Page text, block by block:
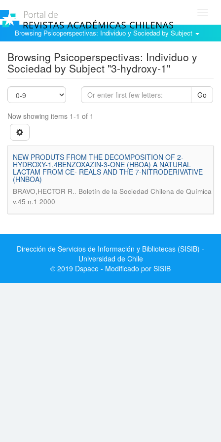
Browsing Psicoperspectivas: Individuo y Sociedad by Subject
Browsing Psicoperspectivas: Individuo y
Sociedad by Subject "3-hydroxy-1"
Go
Now showing items 1-1 of 1
NEW PRODUTS FROM THE DECOMPOSITION OF 2-
HYDROXY-1,4BENZOXAZIN-3-ONE (HBOA) A NATURAL
LACTAM FROM CE- REALS AND THE 7-NITRODERIVATIVE
(HNBOA)
BRAVO,HECTOR R.. Boletín de la Sociedad Chilena de Química
v.45 n.1 2000
Dirección de Servicios de Información y Bibliotecas (SISIB) -
Universidad de Chile
© 2019 Dspace - Modificado por SISIB